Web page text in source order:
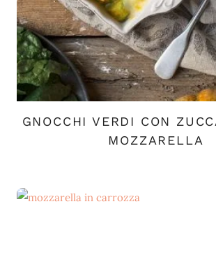
GNOCCHI VERDI CON
MOZZARELLA